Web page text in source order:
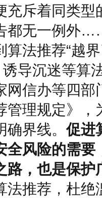
充斥着同类型
都无一例外
法推荐“越
诱导沉迷等算
网信办等四部
管理规定》，
确界线。促进
全风险的需要
路，也是保护
法推荐，杜绝